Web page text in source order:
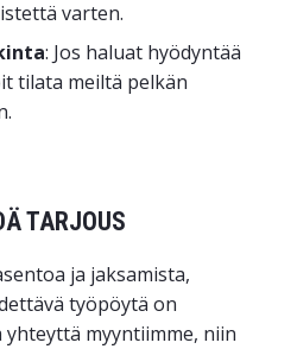
varten.
: Jos haluat hyödyntää
tilata meiltä pelkän
TARJOUS
ja jaksamista,
työpöytä on
myyntiimme, niin